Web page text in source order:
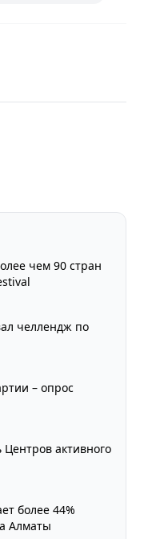
чем 90 стран
челлендж по
– опрос
активного
более 44%
Алматы